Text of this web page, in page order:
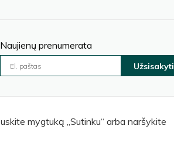
Naujienų prenumerata
Užsisakyti
mygtuką „Sutinku“ arba naršykite